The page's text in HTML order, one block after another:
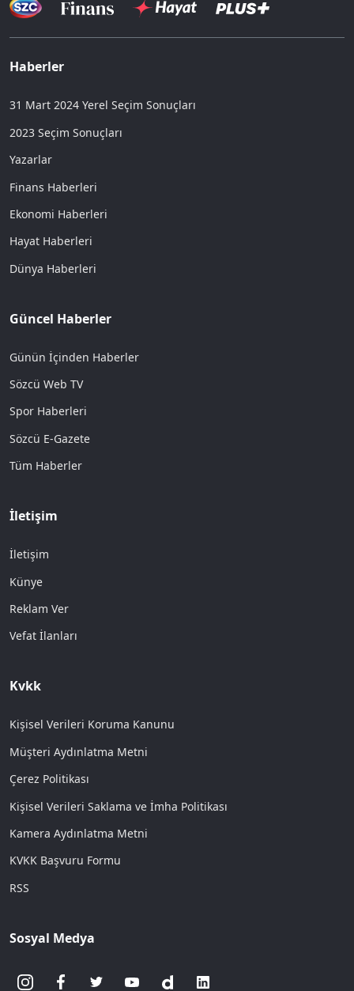
Haberler
31 Mart 2024 Yerel Seçim Sonuçları
2023 Seçim Sonuçları
Yazarlar
Finans Haberleri
Ekonomi Haberleri
Hayat Haberleri
Dünya Haberleri
Güncel Haberler
Günün İçinden Haberler
Sözcü Web TV
Spor Haberleri
Sözcü E-Gazete
Tüm Haberler
İletişim
İletişim
Künye
Reklam Ver
Vefat İlanları
Kvkk
Kişisel Verileri Koruma Kanunu
Müşteri Aydınlatma Metni
Çerez Politikası
Kişisel Verileri Saklama ve İmha Politikası
Kamera Aydınlatma Metni
KVKK Başvuru Formu
RSS
Sosyal Medya